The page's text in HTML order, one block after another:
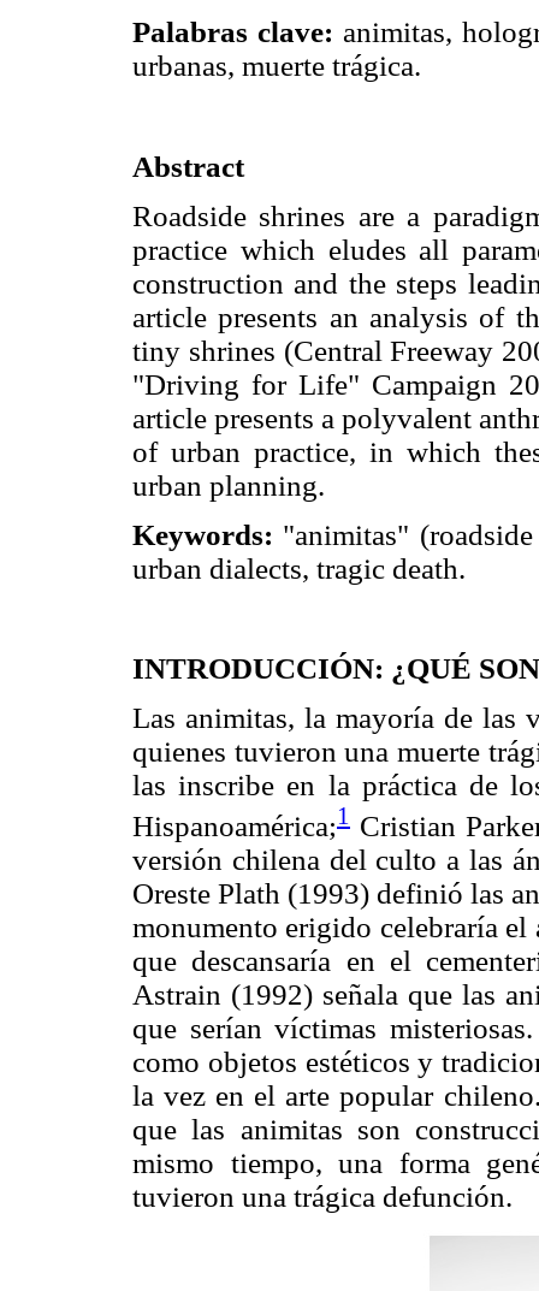
Palabras clave: animitas,
urbanas, muerte trágica.
Abstract
Roadside shrines are a
practice which eludes all
construction and the steps
article presents an analysis of
tiny shrines (Central Freeway
"Driving for Life" Campaign
article presents a polyvalent
of urban practice, in which
urban planning.
Keywords: "animitas"
urban dialects, tragic death.
INTRODUCCIÓN: ¿QUÉ
Las animitas, la mayoría de las
quienes tuvieron una muerte
las inscribe en la práctica de
Hispanoamérica;1 Cristian
versión chilena del culto a las
Oreste Plath (1993) definió las
monumento erigido celebraría
que descansaría en el
Astrain (1992) señala que las
que serían víctimas
como objetos estéticos y
la vez en el arte popular
que las animitas son
mismo tiempo, una forma
tuvieron una trágica defunción.